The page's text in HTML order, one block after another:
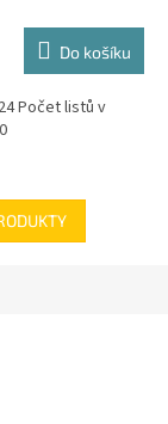
Do košíku
Počet listů v